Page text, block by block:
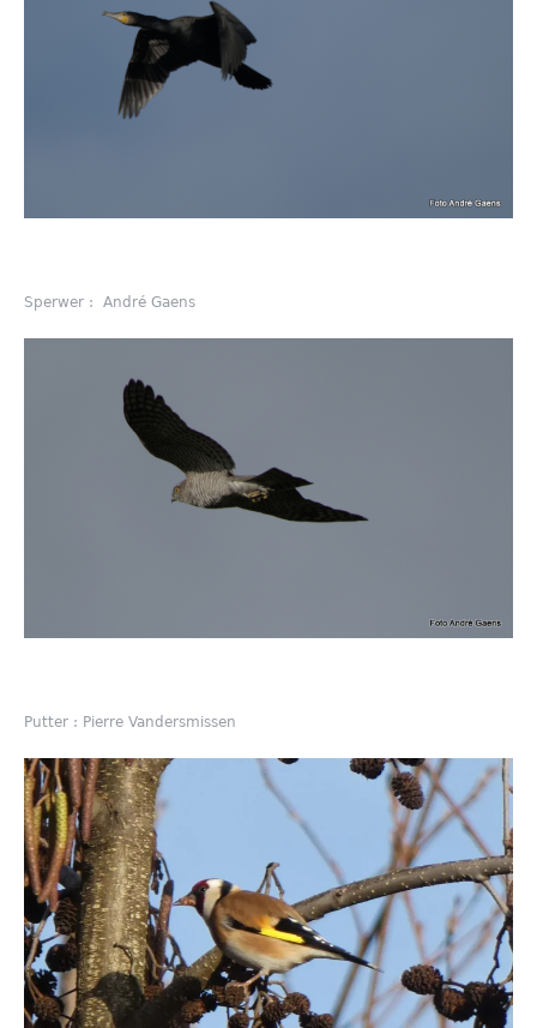
Sperwer : André Gaens
Putter : Pierre Vandersmissen